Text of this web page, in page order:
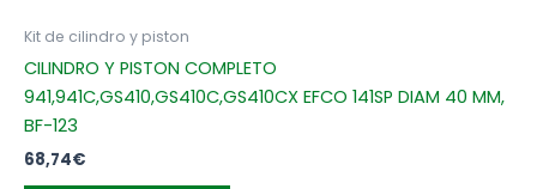
Kit de cilindro y piston
CILINDRO Y PISTON COMPLETO
941,941C,GS410,GS410C,GS410CX EFCO 141SP DIAM 40 MM,
BF-123
68,74€